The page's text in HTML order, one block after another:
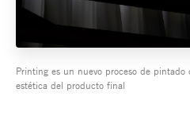
Printing es un nuevo proceso de
estética del producto final